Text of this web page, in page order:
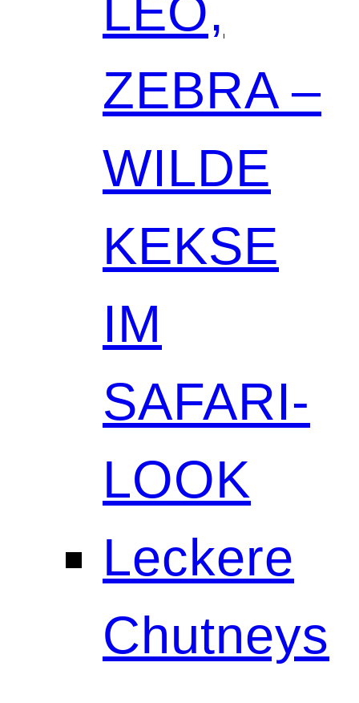
LEO,
ZEBRA –
WILDE
KEKSE
IM
SAFARI-
LOOK
Leckere
Chutneys